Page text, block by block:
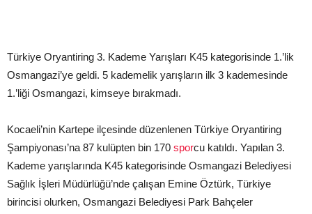
Türkiye Oryantiring 3. Kademe Yarışları K45 kategorisinde 1.’lik
Osmangazi’ye geldi. 5 kademelik yarışların ilk 3 kademesinde
1.’liği Osmangazi, kimseye bırakmadı.
Kocaeli’nin Kartepe ilçesinde düzenlenen Türkiye Oryantiring
Şampiyonası’na 87 kulüpten bin 170 sporcu katıldı. Yapılan 3.
Kademe yarışlarında K45 kategorisinde Osmangazi Belediyesi
Sağlık İşleri Müdürlüğü’nde çalışan Emine Öztürk, Türkiye
birincisi olurken, Osmangazi Belediyesi Park Bahçeler